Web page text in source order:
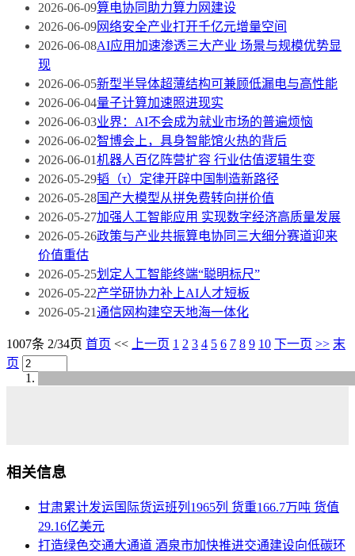
2026-06-09算电协同助力算力网建设
2026-06-09网络安全产业打开千亿元增量空间
2026-06-08AI应用加速渗透三大产业 场景与规模优势显
现
2026-06-05新型半导体超薄结构可兼顾低漏电与高性能
2026-06-04量子计算加速照进现实
2026-06-03业界：AI不会成为就业市场的普遍烦恼
2026-06-02智博会上，具身智能馆火热的背后
2026-06-01机器人百亿阵营扩容 行业估值逻辑生变
2026-05-29韬（τ）定律开辟中国制造新路径
2026-05-28国产大模型从拼免费转向拼价值
2026-05-27加强人工智能应用 实现数字经济高质量发展
2026-05-26政策与产业共振算电协同三大细分赛道迎来
价值重估
2026-05-25划定人工智能终端“聪明标尺”
2026-05-22产学研协力补上AI人才短板
2026-05-21通信网构建空天地海一体化
1007条 2/34页 首页 << 上一页 1 2 3 4 5 6 7 8 9 10 下一页 >> 末
页
相关信息
甘肃累计发运国际货运班列1965列 货重166.7万吨 货值
29.16亿美元
打造绿色交通大通道 酒泉市加快推进交通建设向低碳环